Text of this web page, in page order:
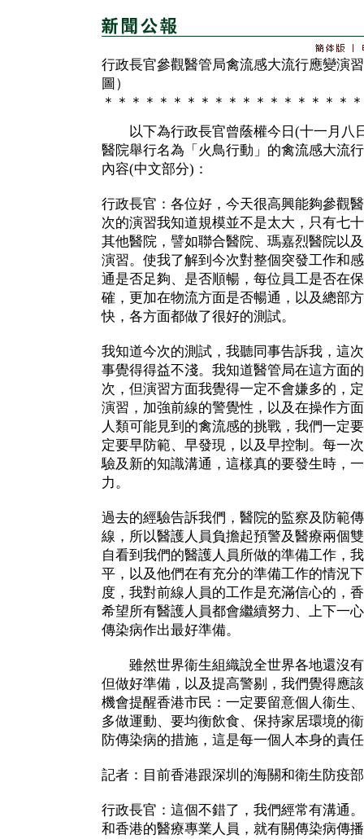
行政長官參觀醫管局禽流感大流行應變演
圖）
＊＊＊＊＊＊＊＊＊＊＊＊＊＊＊＊＊＊
以下為行政長官曾蔭權今日(十一月八
醫院舉行名為「火鳥行動」的禽流感大流
內容(中文部分)：
行政長官：各位好，今天很高興能夠參觀
次的演習我知道規模並不是太大，只有七
其他醫院，譬如聯合醫院、瑪嘉烈醫院以
演習。使我了解到今次對整個突發工作和
通是否足夠、是否順暢，每位員工是否在
確，更加在物流方面是否暢通，以及總部
快，各方面都做了很好的測試。
我知道今次的測試，我聽同事告訴我，這
事覺得得益不淺。我知道醫管局在這方面
次，但演習方面我覺得一定不會嫌多的，
演習，加強前線的警覺性，以及在操作方
人類可能見到的禽流感的挑戰，我們一定
定要早防範、早發現，以及早控制。每一
驗及新的知識溝通，這樣真的要發生時，
力。
過去的經驗告訴我們，醫院的監察及防範
線，所以醫護人員負擔起預警及醫療兩個
自看到我們的醫護人員所做的準備工作，
平，以及他們在有充分的準備工作的情況
度，我對前線人員的工作是充滿信心的，
希望所有醫護人員都會繼續努力、上下一
傳染病作出最好準備。
雖然世界衞生組織說全世界各地還沒有
但做好準備，以及提高警剔，我們覺得應
機會提醒香港市民：一定要留意個人衞生
多做運動、要均衡飲食、保持家居環境的
防傳染病的措施，這是每一個人本身的責
記者：目前香港跟深圳的海關和衛生防疫
行政長官：這個不錯了，我們經常有溝通
和香港的醫療專業人員，就有關傳染病傳